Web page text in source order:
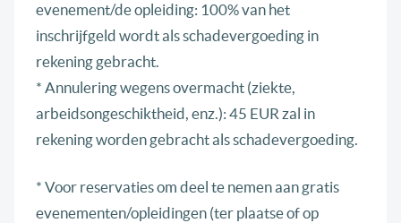
evenement/de opleiding: 100% van het
inschrijfgeld wordt als schadevergoeding in
rekening gebracht.
* Annulering wegens overmacht (ziekte,
arbeidsongeschiktheid, enz.): 45 EUR zal in
rekening worden gebracht als schadevergoeding.
* Voor reservaties om deel te nemen aan gratis
evenementen/opleidingen (ter plaatse of op